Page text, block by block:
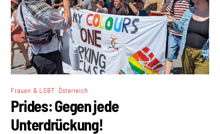
Frauen & LGBT Österreich
Prides: Gegen jede
Unterdrückung!